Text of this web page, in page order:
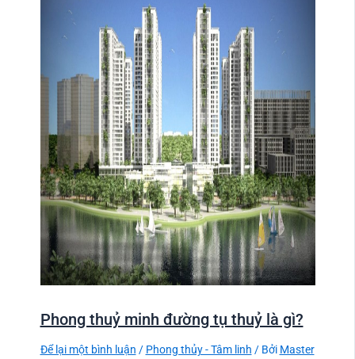
Phong thuỷ minh đường tụ thuỷ là gì?
Để lại một bình luận / Phong thủy - Tâm linh / Bởi Master